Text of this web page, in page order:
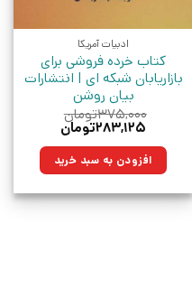
ادبیات آمریکا
کتاب خرده فروشی برای
بازاریابان شبکه ای | انتشارات
بیان روشن
۳۷۵,۰۰۰تومان
قیمت
۳۷۵,۰۰۰تومان
بود.
۲۸۳,۱۲۵تومان
۲۸۳,۱۲۵تومان.افزودن به سبد خرید